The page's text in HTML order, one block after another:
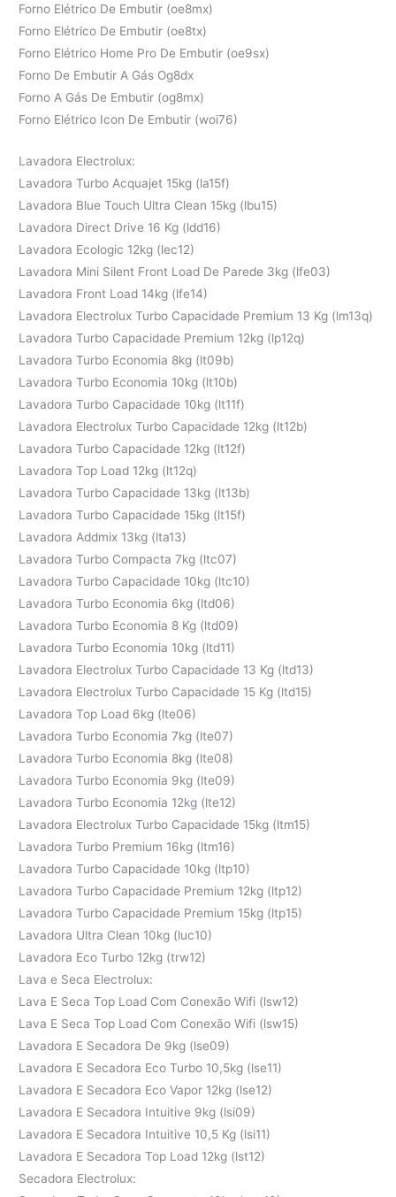
Forno Elétrico De Embutir (oe8mx)
Forno Elétrico De Embutir (oe8tx)
Forno Elétrico Home Pro De Embutir (oe9sx)
Forno De Embutir A Gás Og8dx
Forno A Gás De Embutir (og8mx)
Forno Elétrico Icon De Embutir (woi76)
Lavadora Electrolux:
Lavadora Turbo Acquajet 15kg (la15f)
Lavadora Blue Touch Ultra Clean 15kg (lbu15)
Lavadora Direct Drive 16 Kg (ldd16)
Lavadora Ecologic 12kg (lec12)
Lavadora Mini Silent Front Load De Parede 3kg (lfe03)
Lavadora Front Load 14kg (lfe14)
Lavadora Electrolux Turbo Capacidade Premium 13 Kg (lm13q)
Lavadora Turbo Capacidade Premium 12kg (lp12q)
Lavadora Turbo Economia 8kg (lt09b)
Lavadora Turbo Economia 10kg (lt10b)
Lavadora Turbo Capacidade 10kg (lt11f)
Lavadora Electrolux Turbo Capacidade 12kg (lt12b)
Lavadora Turbo Capacidade 12kg (lt12f)
Lavadora Top Load 12kg (lt12q)
Lavadora Turbo Capacidade 13kg (lt13b)
Lavadora Turbo Capacidade 15kg (lt15f)
Lavadora Addmix 13kg (lta13)
Lavadora Turbo Compacta 7kg (ltc07)
Lavadora Turbo Capacidade 10kg (ltc10)
Lavadora Turbo Economia 6kg (ltd06)
Lavadora Turbo Economia 8 Kg (ltd09)
Lavadora Turbo Economia 10kg (ltd11)
Lavadora Electrolux Turbo Capacidade 13 Kg (ltd13)
Lavadora Electrolux Turbo Capacidade 15 Kg (ltd15)
Lavadora Top Load 6kg (lte06)
Lavadora Turbo Economia 7kg (lte07)
Lavadora Turbo Economia 8kg (lte08)
Lavadora Turbo Economia 9kg (lte09)
Lavadora Turbo Economia 12kg (lte12)
Lavadora Electrolux Turbo Capacidade 15kg (ltm15)
Lavadora Turbo Premium 16kg (ltm16)
Lavadora Turbo Capacidade 10kg (ltp10)
Lavadora Turbo Capacidade Premium 12kg (ltp12)
Lavadora Turbo Capacidade Premium 15kg (ltp15)
Lavadora Ultra Clean 10kg (luc10)
Lavadora Eco Turbo 12kg (trw12)
Lava e Seca Electrolux:
Lava E Seca Top Load Com Conexão Wifi (lsw12)
Lava E Seca Top Load Com Conexão Wifi (lsw15)
Lavadora E Secadora De 9kg (lse09)
Lavadora E Secadora Eco Turbo 10,5kg (lse11)
Lavadora E Secadora Eco Vapor 12kg (lse12)
Lavadora E Secadora Intuitive 9kg (lsi09)
Lavadora E Secadora Intuitive 10,5 Kg (lsi11)
Lavadora E Secadora Top Load 12kg (lst12)
Secadora Electrolux: